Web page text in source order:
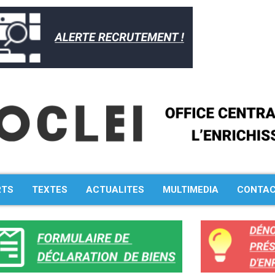
TEXTES ACTUALITES MULTIMEDIA